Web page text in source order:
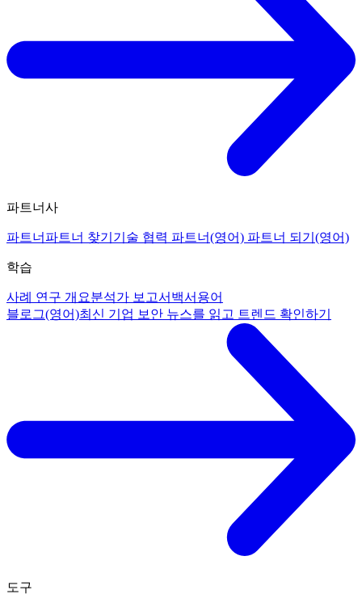
파트너사
파트너 파트너 찾기 기술 협력 파트너(영어) 파트너 되기(영어)
학습
사례 연구 개요분석가 보고서 백서 용어
블로그(영어)최신 기업 보안 뉴스를 읽고 트렌드 확인하기
도구